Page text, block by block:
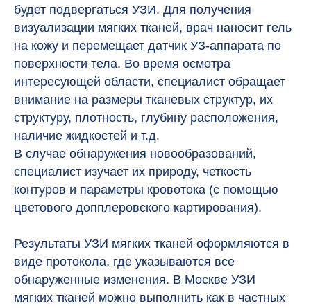
будет подвергаться УЗИ. Для получения
визуализации мягких тканей, врач наносит гель
на кожу и перемещает датчик УЗ-аппарата по
поверхности тела. Во время осмотра
интересующей области, специалист обращает
внимание на размеры тканевых структур, их
структуру, плотность, глубину расположения,
наличие жидкостей и т.д.
В случае обнаружения новообразований,
специалист изучает их природу, четкость
контуров и параметры кровотока (с помощью
цветового допплеровского картирования).
Результаты УЗИ мягких тканей оформляются в
виде протокола, где указываются все
обнаруженные изменения. В Москве УЗИ
мягких тканей можно выполнить как в частных